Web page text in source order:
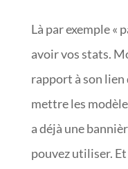
Là par exemple «
avoir vos stats.
rapport à son lien
mettre les
a déjà une
pouvez utiliser.